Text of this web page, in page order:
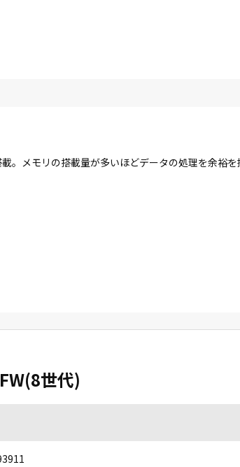
。メモリの搭載量が多いほどデータの処理を余裕
世代)